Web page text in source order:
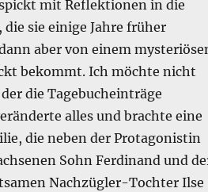
mit Reflektionen in die
sie einige Jahre früher
aber von einem
bekommt. Ich möchte nicht
die Tagebucheinträge
alles und brachte eine
die neben der Protagonistin
Sohn Ferdinand und
Nachzügler-Tochter Ilse